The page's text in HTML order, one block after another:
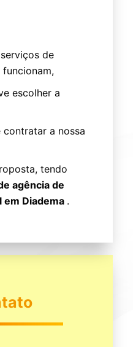
de
escolher a
a nossa
tendo
agência de
em Diadema .